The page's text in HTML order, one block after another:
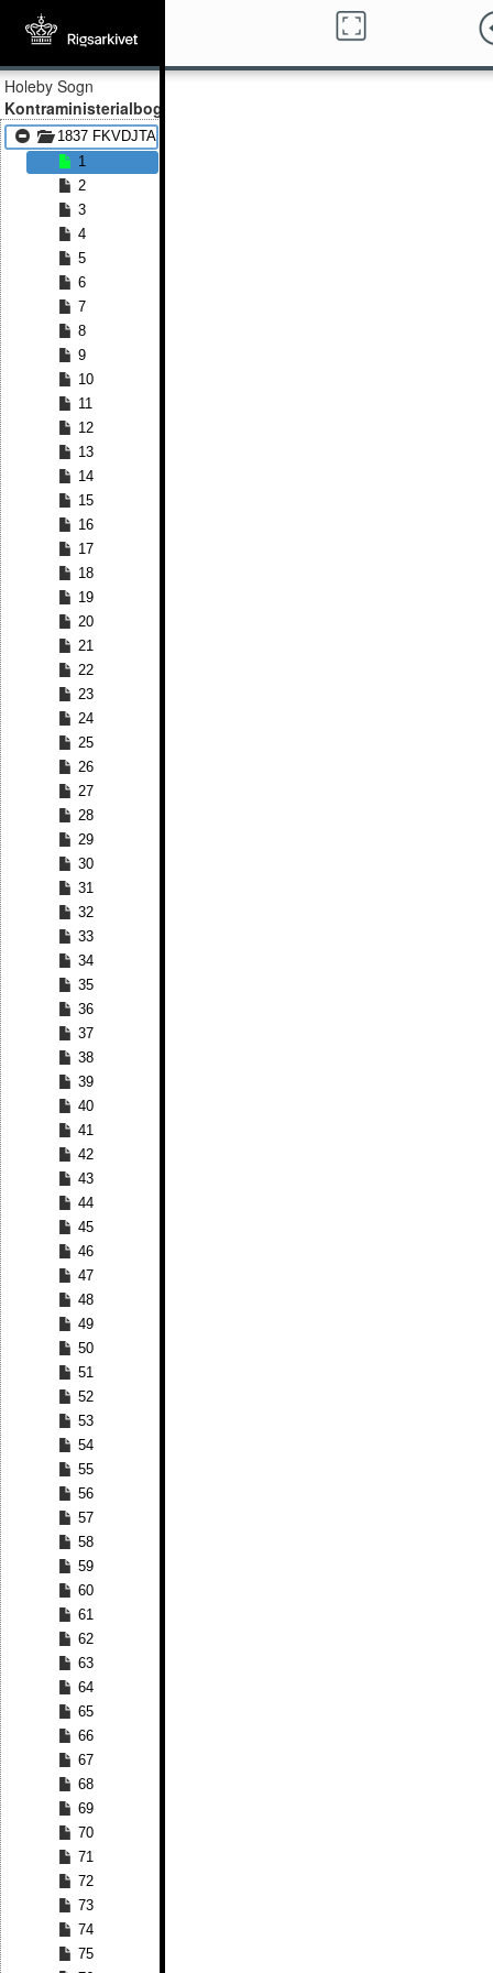
Holeby Sogn
Kontraministerialbog
1837 FKVDJTA - 1852 FKVDJTA
1
2
3
4
5
6
7
8
9
10
11
12
13
14
15
16
17
18
19
20
21
22
23
24
25
26
27
28
29
30
31
32
33
34
35
36
37
38
39
40
41
42
43
44
45
46
47
48
49
50
51
52
53
54
55
56
57
58
59
60
61
62
63
64
65
66
67
68
69
70
71
72
73
74
75